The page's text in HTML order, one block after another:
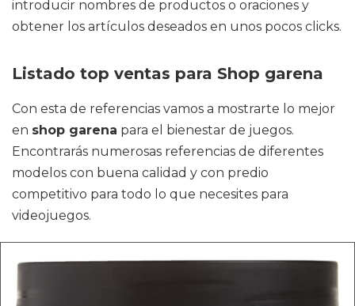
introducir nombres de productos o oraciones y
obtener los artículos deseados en unos pocos clicks.
Listado top ventas para Shop garena
Con esta de referencias vamos a mostrarte lo mejor
en shop garena para el bienestar de juegos.
Encontrarás numerosas referencias de diferentes
modelos con buena calidad y con predio
competitivo para todo lo que necesites para
videojuegos.